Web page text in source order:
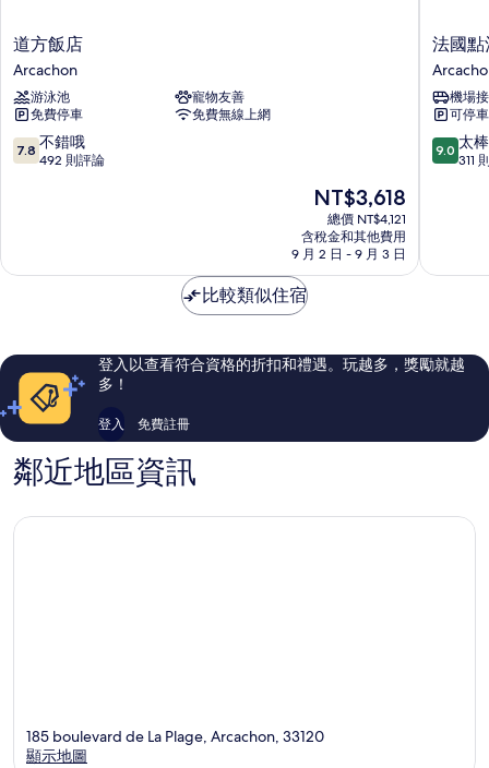
道
方
飯
店
Arcachon
道方飯店
Arcachon
游泳池
寵物友善
免費停車
免費無線上網
7.8
分，
錯
評
論
7.8 不錯哦
492 則評論
現
價
格
為
NT$3,618
總價 NT$4,121
含稅金和其他費用
9 月 2 日 - 9 月 3 日
法
國
點
酒
店
法國點
機場
可停車
9.0
分，
棒
評
論
9.0 太
311
比較類似住宿
登入以查看符合資格的折扣和禮遇。玩越多，獎勵就越
多！
登入 免費註冊
鄰近地區資訊
185 boulevard de La Plage, Arcachon, 33120
顯示地圖